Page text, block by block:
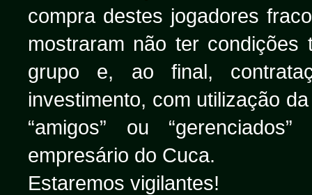
compra destes jogadores
mostraram não ter
grupo e, ao final,
investimento, com utilização
“amigos” ou
empresário do Cuca.
Estaremos vigilantes!